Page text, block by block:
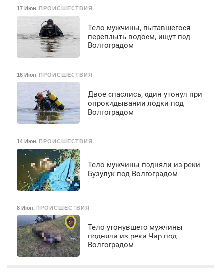
17 Июн, ПРОИСШЕСТВИЯ
Тело мужчины, пытавшегося
переплыть водоем, ищут под
Волгоградом
16 Июн, ПРОИСШЕСТВИЯ
Двое спаслись, один утонул при
опрокидывании лодки под
Волгоградом
14 Июн, ПРОИСШЕСТВИЯ
Тело мужчины подняли из реки
Бузулук под Волгоградом
8 Июн, ПРОИСШЕСТВИЯ
Тело утонувшего мужчины
подняли из реки Чир под
Волгоградом